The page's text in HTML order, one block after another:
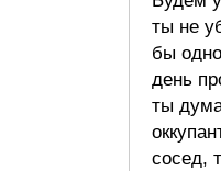
ты не
бы
день
ты
сосед,